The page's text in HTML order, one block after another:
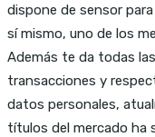
dispone de sensor
sí mismo, uno de los
Además te da todas
transacciones y
datos personales,
títulos del mercado ha